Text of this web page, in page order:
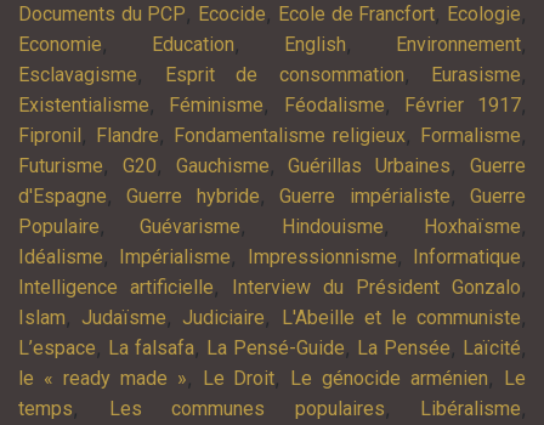
Documents du PCP, Ecocide, Ecole de Francfort, Ecologie,
Economie, Education, English, Environnement,
Esclavagisme, Esprit de consommation, Eurasisme,
Existentialisme, Féminisme, Féodalisme, Février 1917,
Fipronil , Flandre, Fondamentalisme religieux, Formalisme,
Futurisme, G20, Gauchisme,Guérillas Urbaines,Guerre
d'Espagne,Guerre hybride,Guerre impérialiste,Guerre
Populaire,Guévarisme, Hindouisme, Hoxhaïsme,
Idéalisme, Impérialisme, Impressionnisme, Informatique,
Intelligence artificielle, Interview du Président Gonzalo,
Islam, Judaïsme, Judiciaire, L'Abeille et le communiste,
L’espace, La falsafa, La Pensé-Guide, La Pensée, Laïcité,
le « ready made », Le Droit, Le génocide arménien,
Le
temps, Les communes populaires, Libéralisme,